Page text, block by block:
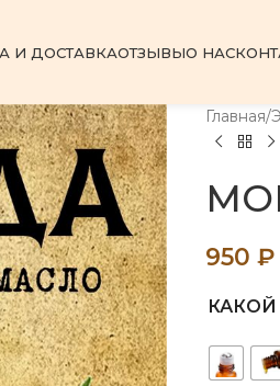
И ДОСТАВКАОТЗЫВЫО НАС
Главная
950 ₽